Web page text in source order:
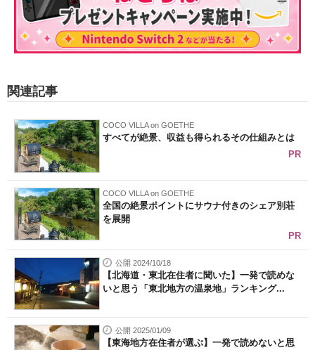
関連記事
COCO VILLA on GOETHE
すべてが絶景、収益も得られるその仕組みとは
PR
COCO VILLA on GOETHE
全国の絶景ポイントにサウナ付きのシェア別荘
を展開
PR
公開 2024/10/18
【北海道・東北在住者に聞いた】一発で読めな
いと思う「東北地方の温泉地」ランキング...
公開 2025/01/09
【東海地方在住者が選ぶ】一発で読めないと思